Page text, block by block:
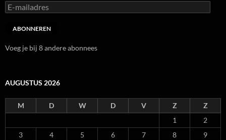
E-
mailadres
ABONNEREN
Voeg je bij 8 andere abonnees
AUGUSTUS 2026
M D W D V Z
Z
1
2
3
4 5 6 7 8
9